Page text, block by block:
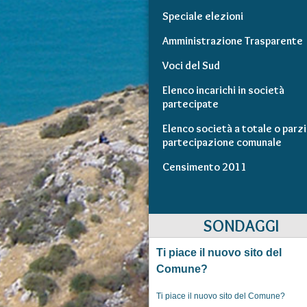
Speciale elezioni
Amministrazione Trasparente
Voci del Sud
Elenco incarichi in società
partecipate
Elenco società a totale o
partecipazione comunale
Censimento 2011
SONDAGGI
Ti piace il nuovo sito del
Comune?
Ti piace il nuovo sito del Comune?